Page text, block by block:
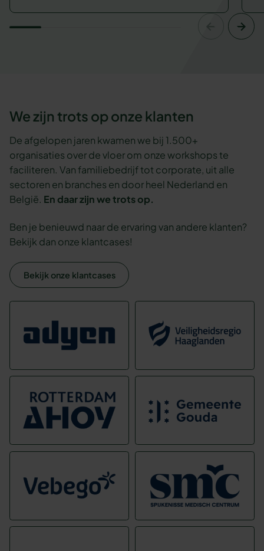
We zijn trots op onze klanten
De afgelopen jaren kwamen we bij 1.500+
organisaties over de vloer om onze workshops te
faciliteren. Van familiebedrijf tot corporate, uit alle
sectoren en branches en door heel Nederland en
België. En daar zijn we trots op.
Ben je benieuwd naar de ervaring van andere klanten?
Bekijk dan onze klantcases!
Bekijk onze klantcases